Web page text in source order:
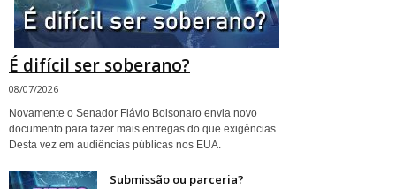
É difícil ser soberano?
08/07/2026
Novamente o Senador Flávio Bolsonaro envia novo
documento para fazer mais entregas do que exigências.
Desta vez em audiências públicas nos EUA.
Submissão ou parceria?